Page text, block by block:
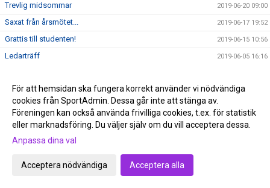
Trevlig midsommar 2019-06-20 09:00
Saxat från årsmötet... 2019-06-17 19:52
Grattis till studenten! 2019-06-15 10:56
Ledarträff 2019-06-05 16:16
Grattis alla innebandymammor! 2019-05-26 10:17
Grattis Mikael Nyström!
Följ A-truppens försäsongs träning på Instagram! 2019-05-21 11:33
Årsmöte sön 16/6 kl 18.00
För att hemsidan ska fungera korrekt använder vi nödvändiga
cookies från SportAdmin. Dessa går inte att stänga av.
Föreningen kan också använda frivilliga cookies, t.ex. för statistik
eller marknadsföring. Du väljer själv om du vill acceptera dessa.
Anpassa dina val
Acceptera nödvändiga Acceptera alla